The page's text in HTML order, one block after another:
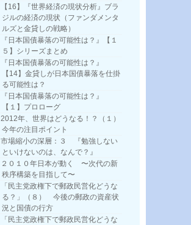
【16】『世界経済の現状分析』ブラ
ジルの経済の現状（ファンダメンタ
ルズと金貸しの戦略）
『日本国債暴落の可能性は？』【１
５】シリーズまとめ
『日本国債暴落の可能性は？』
【14】金貸しが日本国債暴落を仕掛
る可能性は？
『日本国債暴落の可能性は？』
【１】プロローグ
2012年、世界はどうなる！？（１）
今年の注目ポイント
市場縮小の深層：３ 『勉強しない
といけないのは、なんで？』
２０１０年日本が動く 〜次代の新
秩序構築を目指して〜
「民主党政権下で郵政民営化どうな
る？」（８） 今後の郵政の資産状
況と国債の行方
「民主党政権下で郵政民営化どうな